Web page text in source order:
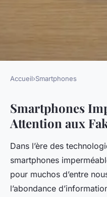
SMARTPHONES
Smartphones
attention aux
Pablo • 20 décembre 2024•
Accueil›Smartphones
Smartphones
Attention aux
Dans l’ère des
smartphones
pour muchos d’entre
l’abondance